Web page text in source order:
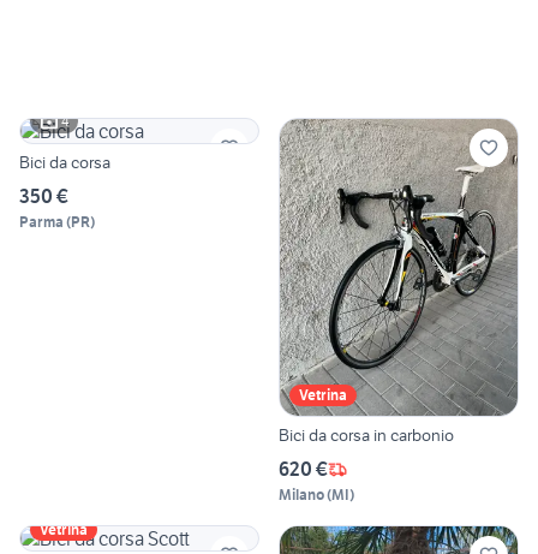
4
Bici da corsa
350 €
Parma (PR)
Vetrina
Bici da corsa in carbonio
620 €
Milano(MI)
Vetrina